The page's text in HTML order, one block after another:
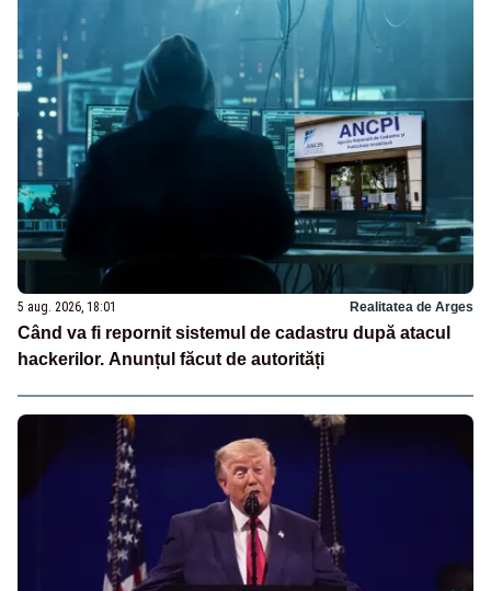
5 aug. 2026, 18:01 Realitatea de Arges
Când va fi repornit sistemul de cadastru după atacul
hackerilor. Anunțul făcut de autorități